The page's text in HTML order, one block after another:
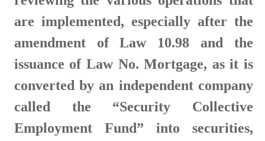
are implemented, especially after the
amendment of Law 10.98 and the
issuance of Law No. Mortgage, as it is
converted by an independent company
called the “Security Collective
Employment Fund” into securities,